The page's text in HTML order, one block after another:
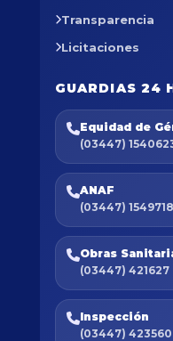
Transparencia
Licitaciones
GUARDIAS 24
Equidad de
(03447)
ANAF
(03447)
Obras
(03447) 421627
Inspección
(03447) 423560